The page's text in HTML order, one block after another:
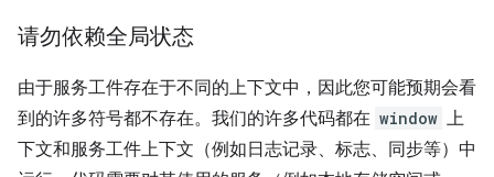
请勿依赖全局状态
由于服务工件存在于不同的上下文中，因此您可能预期会看
到的许多符号都不存在。我们的许多代码都在 window 上
下文和服务工件上下文（例如日志记录、标志、同步等）中